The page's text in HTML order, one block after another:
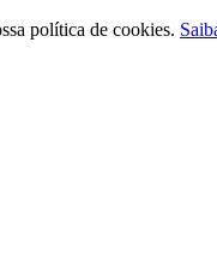
política de cookies.